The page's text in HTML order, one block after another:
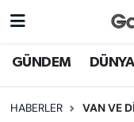
GÜNDEM DÜNYA
HABERLER VAN VE
DÜNYA
EKONOMİ
Nöbetçi
Hava Durumu